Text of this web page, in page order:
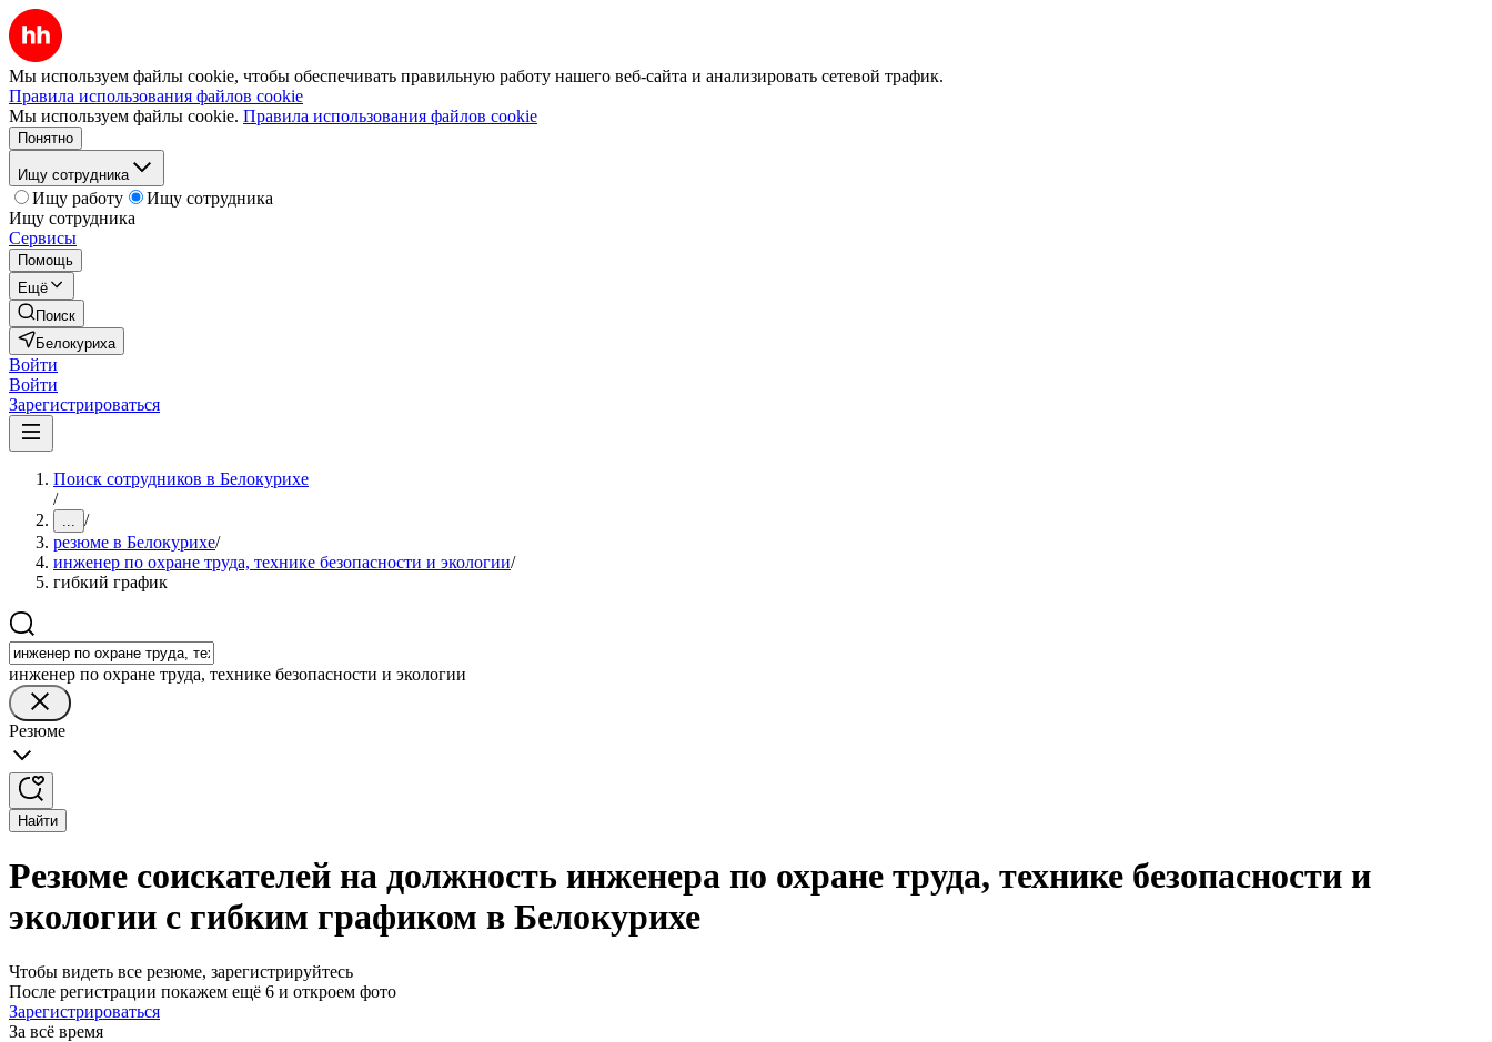
Мы используем файлы cookie, чтобы обеспечивать правильную работу нашего веб-сайта и анализировать сетевой трафик.
Правила использования файлов cookie
Мы используем файлы cookie. Правила использования файлов cookie
Понятно
Ищу сотрудника
Ищу работу
Ищу сотрудника
Ищу сотрудника
Сервисы
Помощь
Ещё
Поиск
Белокуриха
Войти
Войти
Зарегистрироваться
Поиск сотрудников в Белокурихе
/
... /
резюме в Белокурихе/
инженер по охране труда, технике безопасности и экологии/
гибкий график
инженер по охране труда, технике безопасности и экологии
Резюме
Найти
Резюме соискателей на должность инженера по охране труда, технике безопасности и
экологии с гибким графиком в Белокурихе
Чтобы видеть все резюме, зарегистрируйтесь
После регистрации покажем ещё 6 и откроем фото
Зарегистрироваться
За всё время